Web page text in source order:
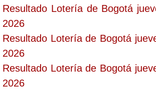
Resultado Lotería de Bogotá
2026
Resultado Lotería de Bogotá
2026
Resultado Lotería de Bogotá
2026